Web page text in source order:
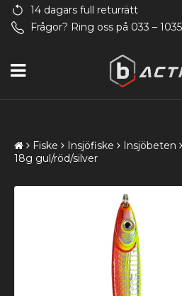
14 dagars full returrätt
Frågor? Ring oss på 033 –
Fiske Insjöfiske Insjöbeten
18g gul/röd/silver